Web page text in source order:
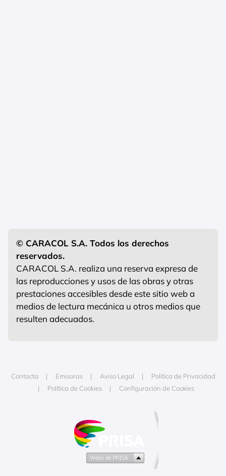
© CARACOL S.A. Todos los derechos
reservados.
CARACOL S.A. realiza una reserva expresa de
las reproducciones y usos de las obras y otras
prestaciones accesibles desde este sitio web a
medios de lectura mecánica u otros medios que
resulten adecuados.
Contacta Emisoras Aviso Legal
Política de Privacidad
Política de Cookies
Configuración de Cookies